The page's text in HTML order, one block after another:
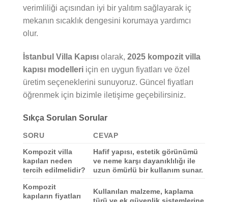
verimliliği açısından iyi bir yalıtım sağlayarak iç
mekanın sıcaklık dengesini korumaya yardımcı
olur.
İstanbul Villa Kapısı olarak, 2025 kompozit villa
kapısı modelleri için en uygun fiyatları ve özel
üretim seçeneklerini sunuyoruz. Güncel fiyatları
öğrenmek için bizimle iletişime geçebilirsiniz.
Sıkça Sorulan Sorular
SORU
CEVAP
Kompozit villa
kapıları neden
tercih edilmelidir?
Hafif yapısı, estetik görünümü
ve neme karşı dayanıklılığı ile
uzun ömürlü bir kullanım sunar.
Kompozit
kapıların fiyatları
Kullanılan malzeme, kaplama